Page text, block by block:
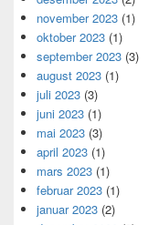
november 2023 (1)
oktober 2023 (1)
september 2023 (3)
august 2023 (1)
juli 2023 (3)
juni 2023 (1)
mai 2023 (3)
april 2023 (1)
mars 2023 (1)
februar 2023 (1)
januar 2023 (2)